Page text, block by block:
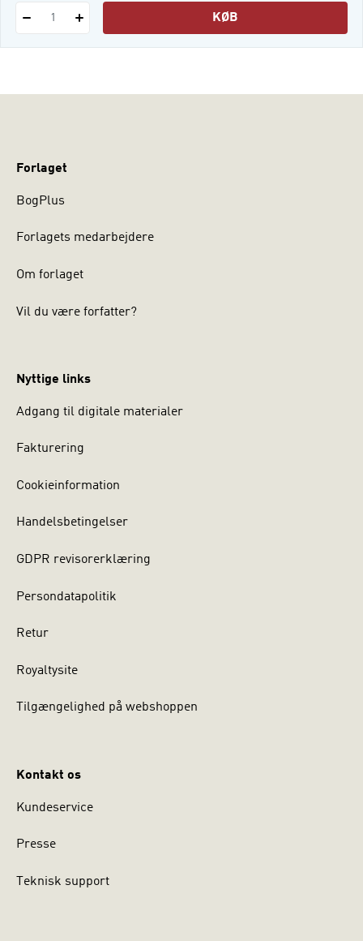
1 KØB
Forlaget
BogPlus
Forlagets medarbejdere
Om forlaget
Vil du være forfatter?
Nyttige links
Adgang til digitale materialer
Fakturering
Cookieinformation
Handelsbetingelser
GDPR revisorerklæring
Persondatapolitik
Retur
Royaltysite
Tilgængelighed på webshoppen
Kontakt os
Kundeservice
Presse
Teknisk support